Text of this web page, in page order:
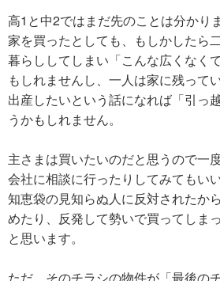
高1と中2ではまだ先のことは分かり
家を買ったとしても、もしかしたら
暮らししてしまい「こんな広くなく
もしれませんし、一人は家に残って
出産したいという話になれば「引っ
うかもしれません。
主さまは買いたいのだと思うので一
会社に相談に行ったりしてみてもい
知恵袋の見知らぬ人に反対されたか
めたり、反発して勢いで買ってしま
と思います。
ただ、そのチラシの物件が「最後の